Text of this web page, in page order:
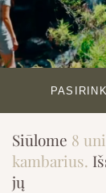
Siūlome 8
kambarius.
jų